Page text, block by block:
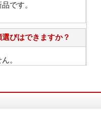
です。
びはできますか？
。
場合は、探して取り